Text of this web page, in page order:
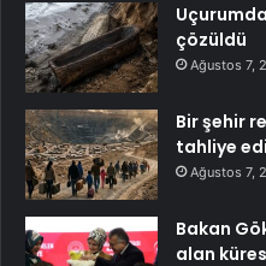
çözüldü
Ağustos 7,
Bir şehir
tahliye
Ağustos 7,
Bakan
alan